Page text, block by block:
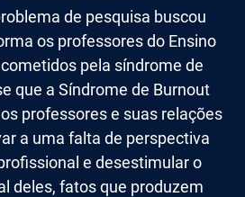
de pesquisa buscou
os professores do Ensino
pela síndrome de
que a Síndrome de Burnout
professores e suas relações
a uma falta de perspectiva
e desestimular o
deles, fatos que produzem